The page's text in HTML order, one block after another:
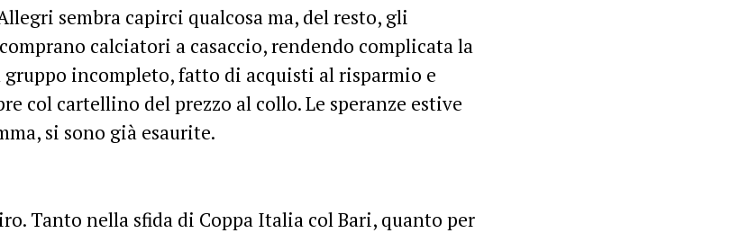
sembra capirci qualcosa ma, del resto, gli
calciatori a casaccio, rendendo complicata la
incompleto, fatto di acquisti al risparmio e
col cartellino del prezzo al collo. Le speranze estive
si sono già esaurite.
Tanto nella sfida di Coppa Italia col Bari, quanto per